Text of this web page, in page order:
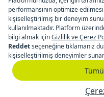
© Copyright